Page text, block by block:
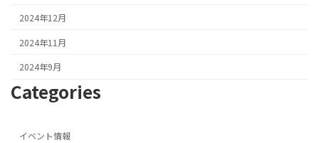
2024年12月
2024年11月
2024年9月
Categories
イベント情報